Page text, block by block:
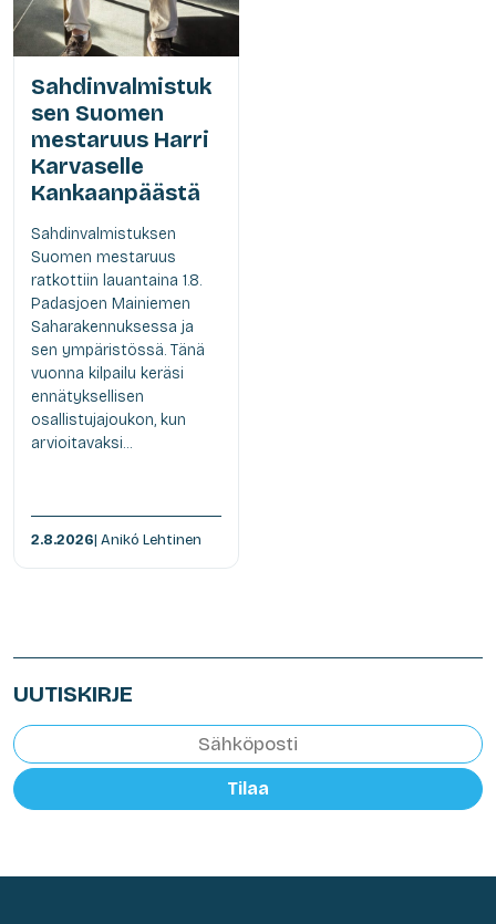
Sahdinvalmistuk
sen Suomen
mestaruus Harri
Karvaselle
Kankaanpäästä
Sahdinvalmistuksen
Suomen mestaruus
ratkottiin lauantaina 1.8.
Padasjoen Mainiemen
Saharakennuksessa ja
sen ympäristössä. Tänä
vuonna kilpailu keräsi
ennätyksellisen
osallistujajoukon, kun
arvioitavaksi...
2.8.2026| Anikó Lehtinen
UUTISKIRJE
Tilaa